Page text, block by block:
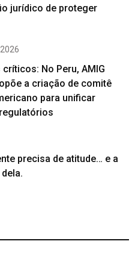
jurídico de proteger
No Peru, AMIG
a criação de comitê
para unificar
precisa de atitude… e a